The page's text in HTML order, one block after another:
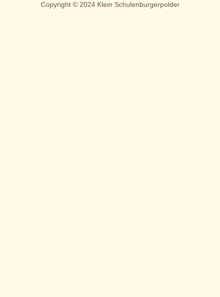
Copyright © 2024 Klein Schulenburgerpolder